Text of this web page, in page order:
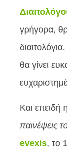
γρήγορα,
θα γίνει
Και επειδή
παινέψεις
evexis, το